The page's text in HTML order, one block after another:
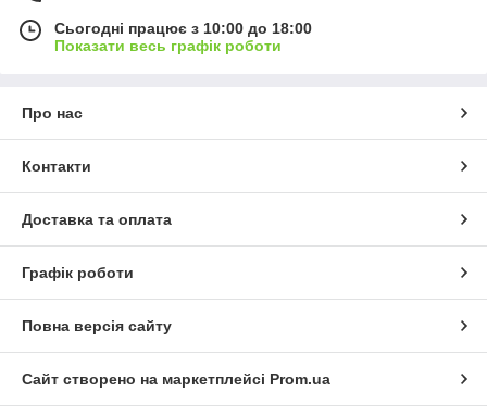
Сьогодні працює з 10:00 до 18:00
Показати весь графік роботи
Про нас
Контакти
Доставка та оплата
Графік роботи
Повна версія сайту
Сайт створено на маркетплейсі Prom.ua